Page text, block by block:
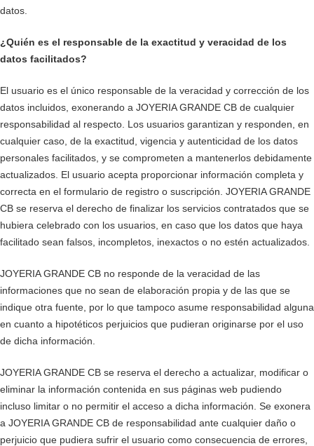
datos.
¿Quién es el responsable de la exactitud y veracidad de los
datos facilitados?
El usuario es el único responsable de la veracidad y corrección de los
datos incluidos, exonerando a JOYERIA GRANDE CB de cualquier
responsabilidad al respecto. Los usuarios garantizan y responden, en
cualquier caso, de la exactitud, vigencia y autenticidad de los datos
personales facilitados, y se comprometen a mantenerlos debidamente
actualizados. El usuario acepta proporcionar información completa y
correcta en el formulario de registro o suscripción. JOYERIA GRANDE
CB se reserva el derecho de finalizar los servicios contratados que se
hubiera celebrado con los usuarios, en caso que los datos que haya
facilitado sean falsos, incompletos, inexactos o no estén actualizados.
JOYERIA GRANDE CB no responde de la veracidad de las
informaciones que no sean de elaboración propia y de las que se
indique otra fuente, por lo que tampoco asume responsabilidad alguna
en cuanto a hipotéticos perjuicios que pudieran originarse por el uso
de dicha información.
JOYERIA GRANDE CB se reserva el derecho a actualizar, modificar o
eliminar la información contenida en sus páginas web pudiendo
incluso limitar o no permitir el acceso a dicha información. Se exonera
a JOYERIA GRANDE CB de responsabilidad ante cualquier daño o
perjuicio que pudiera sufrir el usuario como consecuencia de errores,